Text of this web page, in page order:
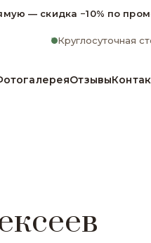
— скидка −10% по
Круглосуточная
Отзывы